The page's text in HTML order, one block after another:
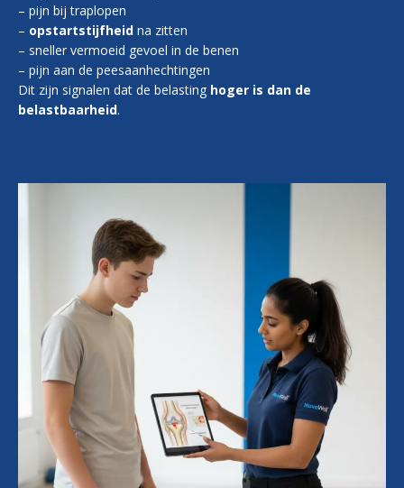
– pijn bij traplopen
– opstartstijfheid na zitten
– sneller vermoeid gevoel in de benen
– pijn aan de peesaanhechtingen
Dit zijn signalen dat de belasting hoger is dan de
belastbaarheid.